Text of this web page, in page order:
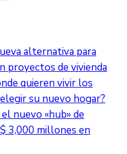
alternativa para
proyectos de vivienda
quieren vivir los
su nuevo hogar?
nuevo «hub» de
3,000 millones en